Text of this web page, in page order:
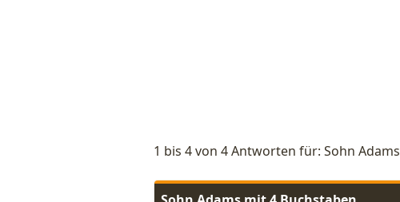
1 bis 4 von 4 Antworten für: Sohn Adams